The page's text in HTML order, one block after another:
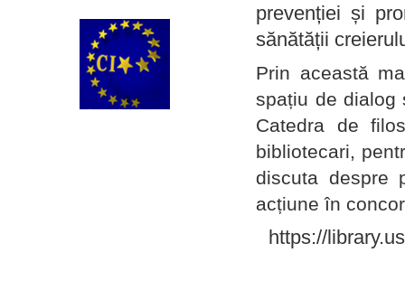
prevenției și
sănătății
Prin această
spațiu de dialog
Catedra de
bibliotecari,
discuta despre
acțiune în
https://